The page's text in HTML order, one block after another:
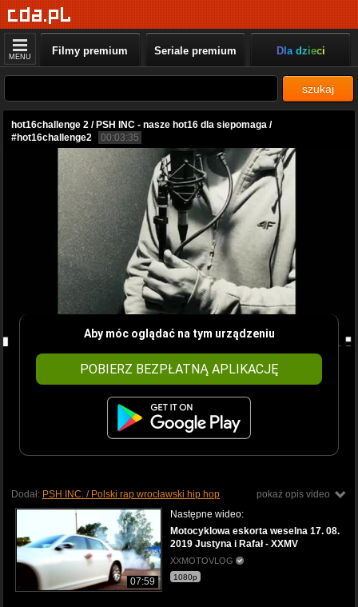
MENU Filmy premium Seriale premium Dla dzieci
szukaj
hot16challenge 2 / PSH INC - nasze hot16 dla siepomaga /
#hot16challenge2
00:03:35
Aby móc oglądać na tym urządzeniu
POBIERZ BEZPŁATNĄ APLIKACJĘ
pokaż opis video
Dodał: PSH INC. / Polski rap wrocławski hip hop
07:59
Następne wideo:
Motocyklowa eskorta weselna 17. 08.
2019 Justyna i Rafał - XXMV
XXMOTOVLOG
1080p